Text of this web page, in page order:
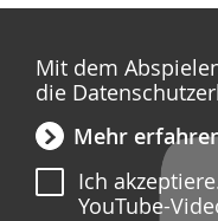
Mit dem
die
Mehr
Ich
YouTube-